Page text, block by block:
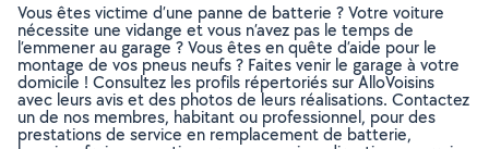
Vous êtes victime d’une panne de batterie ? Votre voiture
nécessite une vidange et vous n’avez pas le temps de
l’emmener au garage ? Vous êtes en quête d’aide pour le
montage de vos pneus neufs ? Faites venir le garage à votre
domicile ! Consultez les profils répertoriés sur AlloVoisins
avec leurs avis et des photos de leurs réalisations. Contactez
un de nos membres, habitant ou professionnel, pour des
prestations de service en remplacement de batterie,